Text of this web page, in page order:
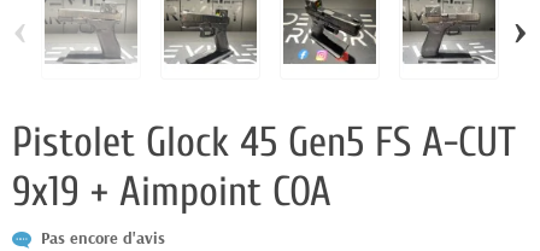
‹ ›
Pistolet Glock 45 Gen5 FS A-CUT
9x19 + Aimpoint COA
Pas encore d'avis